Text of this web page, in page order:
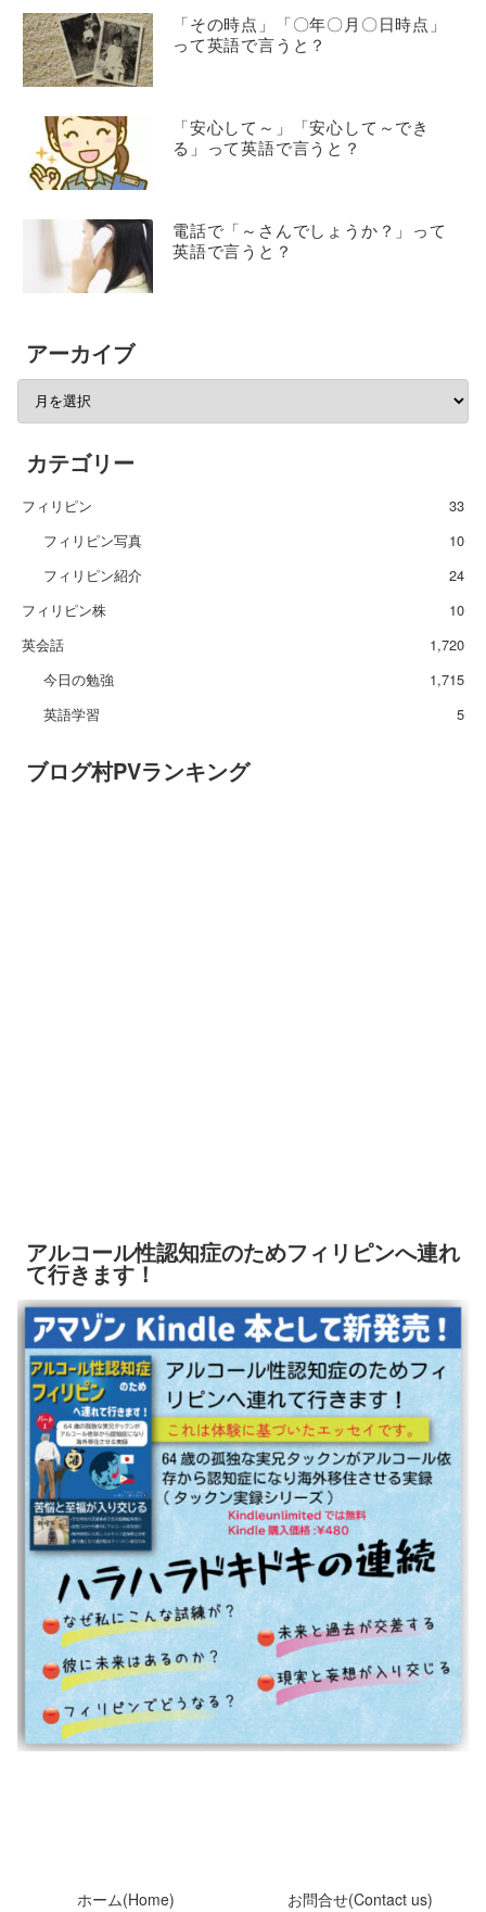
「その時点」「〇年〇月〇日時点」
って英語で言うと？
「安心して～」「安心して～でき
る」って英語で言うと？
電話で「～さんでしょうか？」って
英語で言うと？
アーカイブ
カテゴリー
フィリピン
33
フィリピン写真
10
フィリピン紹介
24
フィリピン株
10
英会話
1,720
今日の勉強
1,715
英語学習
5
ブログ村PVランキング
アルコール性認知症のためフィリピンへ連れ
て行きます！
ホーム(Home) お問合せ(Contact us)